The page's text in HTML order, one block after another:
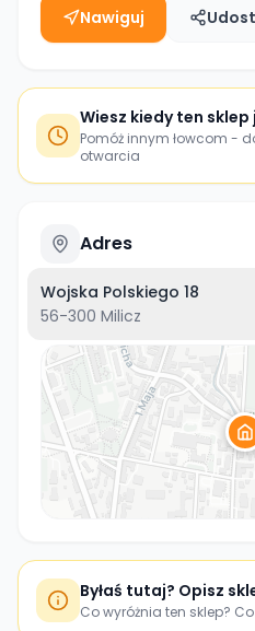
Nawiguj
Wiesz kiedy ten
Pomóż innym łowcom -
otwarcia
Adres
Wojska Polskiego 18
56-300 Milicz
Byłaś tutaj? Opisz
Co wyróżnia ten sklep?